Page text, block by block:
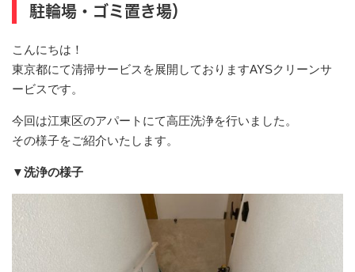
駐輪場・ゴミ置き場）
こんにちは！
東京都にて清掃サービスを展開しておりますAYSクリーンサ
ービスです。
今回は江東区のアパートにて高圧洗浄を行いました。
その様子をご紹介いたします。
▼洗浄の様子